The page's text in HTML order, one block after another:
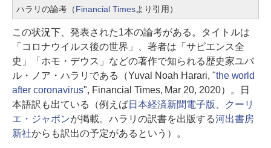
ハラリの論考（Financial Timesより引用）
この状況下、発表された1本の論考がある。タイトルは
「コロナウイルス後の世界」、著者は「サピエンス全
史」「ホモ・デウス」などの著作で知られる歴史家ユバ
ル・ノア・ハラリである（Yuval Noah Harari, "the world
after coronavirus", Financial Times, Mar 20, 2020）。日
本語訳も出ている（例えば日本経済新聞電子版
クーリ
エ・ジャポンが掲載。ハラリの訳書を出版する河出書房
新社からも訳出の予定があるという）。